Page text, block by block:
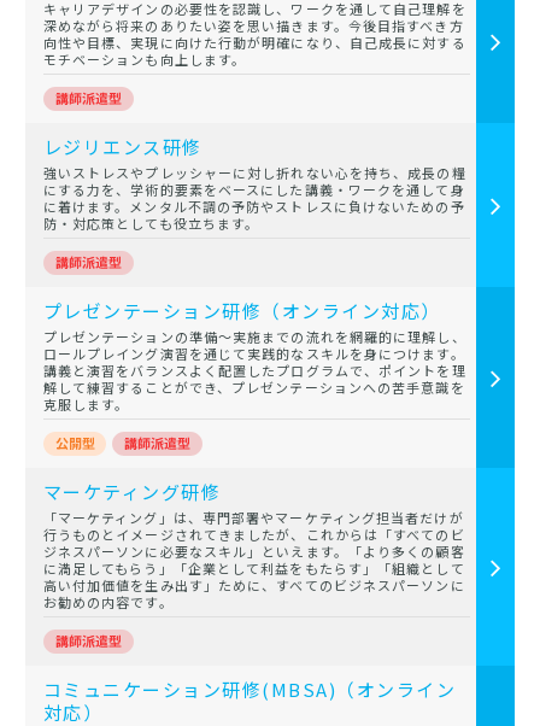
キャリアデザインの必要性を認識し、ワークを通して自己理解を
深めながら将来のありたい姿を思い描きます。今後目指すべき方
向性や目標、実現に向けた行動が明確になり、自己成長に対する
モチベーションも向上します。
レジリエンス研修
強いストレスやプレッシャーに対し折れない心を持ち、成長の糧
にする力を、学術的要素をベースにした講義・ワークを通して身
に着けます。メンタル不調の予防やストレスに負けないための予
防・対応策としても役立ちます。
プレゼンテーション研修（オンライン対応）
プレゼンテーションの準備～実施までの流れを網羅的に理解し、
ロールプレイング演習を通じて実践的なスキルを身につけます。
講義と演習をバランスよく配置したプログラムで、ポイントを理
解して練習することができ、プレゼンテーションへの苦手意識を
克服します。
マーケティング研修
「マーケティング」は、専門部署やマーケティング担当者だけが
行うものとイメージされてきましたが、これからは「すべてのビ
ジネスパーソンに必要なスキル」といえます。「より多くの顧客
に満足してもらう」「企業として利益をもたらす」「組織として
高い付加価値を生み出す」ために、すべてのビジネスパーソンに
お勧めの内容です。
コミュニケーション研修(MBSA)（オンライン
対応）